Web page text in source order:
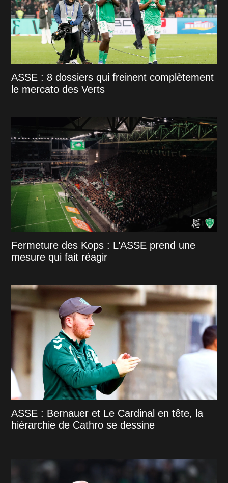
ASSE : 8 dossiers qui freinent complètement
le mercato des Verts
Fermeture des Kops : L’ASSE prend une
mesure qui fait réagir
ASSE : Bernauer et Le Cardinal en tête, la
hiérarchie de Cathro se dessine